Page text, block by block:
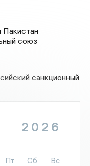
Пакистан
союз
санкционный
2026
Пт Сб
Вс